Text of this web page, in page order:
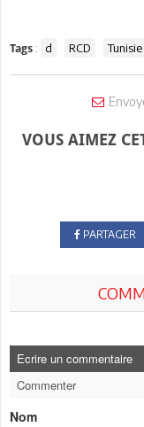
Tags : d RCD Tunisie
VOUS AIMEZ
PARTAGER
Ecrire un commentaire
Commenter
Nom